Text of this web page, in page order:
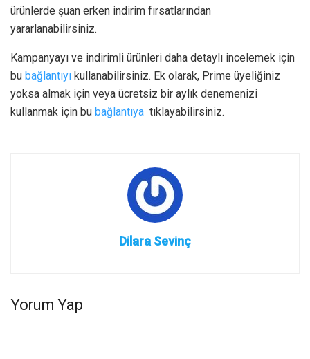
ürünlerde şuan erken indirim fırsatlarından
yararlanabilirsiniz.
Kampanyayı ve indirimli ürünleri daha detaylı incelemek için
bu bağlantıyı kullanabilirsiniz. Ek olarak, Prime üyeliğiniz
yoksa almak için veya ücretsiz bir aylık denemenizi
kullanmak için bu bağlantıya tıklayabilirsiniz.
Dilara Sevinç
Yorum Yap